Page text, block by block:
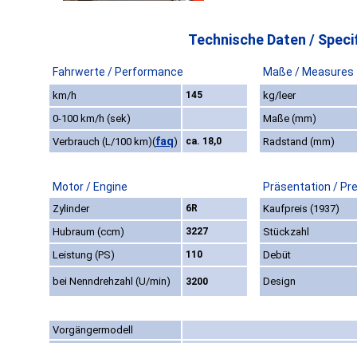
Technische Daten /
Fahrwerte / Performance Maße / Measures
km/h 145
kg/leer
0-100 km/h (sek)
Maße (mm)
Verbrauch (L/100 km)(faq) ca. 18,0 Radstand (mm)
Motor / Engine Präsentation /
Zylinder 6R
Kaufpreis (1937)
Hubraum (ccm)
3227
Stückzahl
Leistung (PS)
110 Debüt
bei Nenndrehzahl (U/min) 3200 Design
Vorgängermodell